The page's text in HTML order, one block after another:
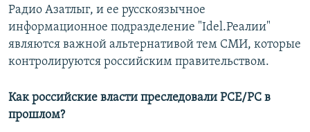
Радио Азатлыг, и ее русскоязычное
информационное подразделение "Idel.Реалии"
являются важной альтернативой тем СМИ, которые
контролируются российским правительством.
Как российские власти преследовали РСЕ/РС в
прошлом?